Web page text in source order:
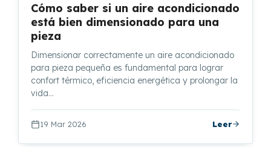
Cómo saber si un aire acondicionado
está bien dimensionado para una
pieza
Dimensionar correctamente un aire acondicionado
para pieza pequeña es fundamental para lograr
confort térmico, eficiencia energética y prolongar la
vida…
19 Mar 2026 Leer